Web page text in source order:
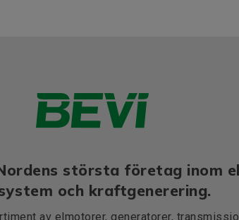
största företag inom
och kraftgenerering.
av elmotorer, generatorer,